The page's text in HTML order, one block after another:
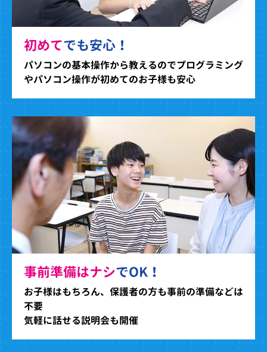
初めてでも安心！
パソコンの基本操作から教えるのでプログラミング
やパソコン操作が初めてのお子様も安心
事前準備はナシでOK！
お子様はもちろん、保護者の方も事前の準備などは
不要
気軽に話せる説明会も開催